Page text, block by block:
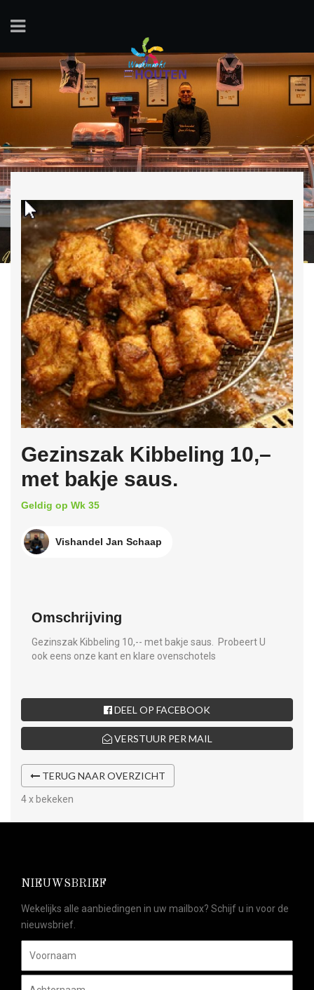
Gezinszak Kibbeling 10,–
met bakje saus.
Geldig op Wk 35
Vishandel Jan Schaap
Omschrijving
Gezinszak Kibbeling 10,-- met bakje saus.
Probeert U
ook eens onze kant en klare ovenschotels
DEEL OP FACEBOOK
VERSTUUR PER MAIL
TERUG NAAR OVERZICHT
4 x bekeken
NIEUWSBRIEF
Wekelijks alle aanbiedingen in uw mailbox? Schijf u in voor de
nieuwsbrief.